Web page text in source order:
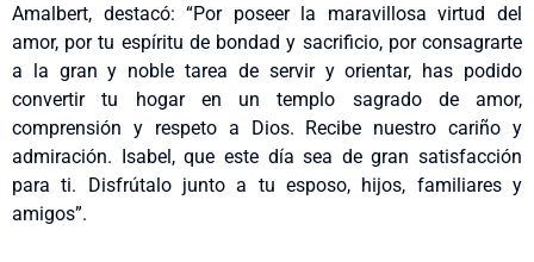
Amalbert, destacó: “Por poseer la maravillosa virtud del
amor, por tu espíritu de bondad y sacrificio, por consagrarte
a la gran y noble tarea de servir y orientar, has podido
convertir tu hogar en un templo sagrado de amor,
comprensión y respeto a Dios. Recibe nuestro cariño y
admiración. Isabel, que este día sea de gran satisfacción
para ti. Disfrútalo junto a tu esposo, hijos, familiares y
amigos”.